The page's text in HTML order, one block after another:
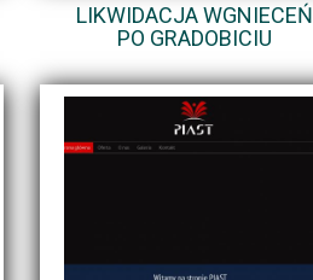
LIKWIDACJA WGNIECEŃ
PO GRADOBICIU